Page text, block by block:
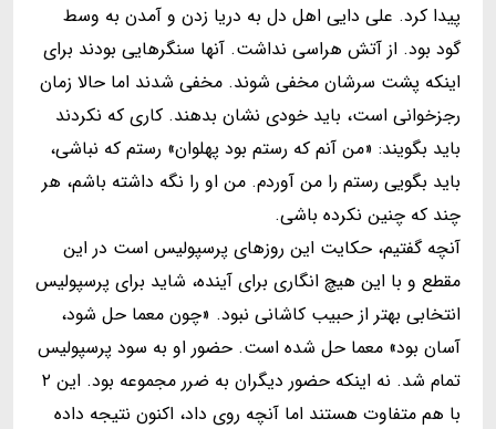
پيدا كرد. على دايى اهل دل به دريا زدن و آمدن به وسط
گود بود. از آتش هراسى نداشت. آنها سنگرهايى بودند براى
اينكه پشت سرشان مخفى شوند. مخفى شدند اما حالا زمان
رجزخوانى است، بايد خودى نشان بدهند. كارى كه نكردند
بايد بگويند: «من آنم كه رستم بود پهلوان» رستم كه نباشى،
بايد بگويى رستم را من آوردم. من او را نگه داشته باشم، هر
چند كه چنين نكرده باشى.
آنچه گفتيم، حكايت اين روزهاى پرسپوليس است در اين
مقطع و با اين هيچ انگارى براى آينده، شايد براى پرسپوليس
انتخابى بهتر از حبيب كاشانى نبود. «چون معما حل شود،
آسان بود» معما حل شده است. حضور او به سود پرسپوليس
تمام شد. نه اينكه حضور ديگران به ضرر مجموعه بود. اين ۲
با هم متفاوت هستند اما آنچه روى داد، اكنون نتيجه داده